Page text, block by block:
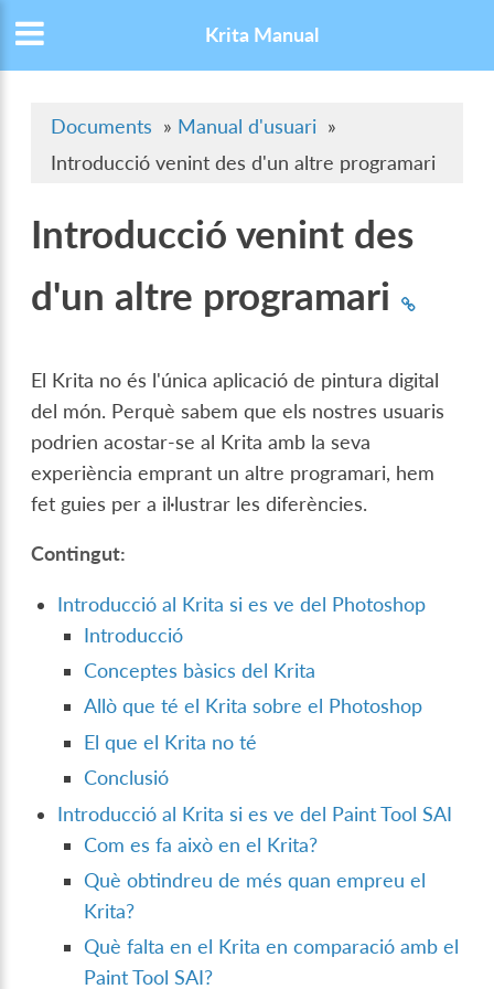
Krita Manual
Documents » Manual d'usuari »
Introducció venint des d'un altre programari
Introducció venint des
d'un altre programari
El Krita no és l'única aplicació de pintura digital
del món. Perquè sabem que els nostres usuaris
podrien acostar-se al Krita amb la seva
experiència emprant un altre programari, hem
fet guies per a il·lustrar les diferències.
Contingut:
Introducció al Krita si es ve del Photoshop
Introducció
Conceptes bàsics del Krita
Allò que té el Krita sobre el Photoshop
El que el Krita no té
Conclusió
Introducció al Krita si es ve del Paint Tool SAI
Com es fa això en el Krita?
Què obtindreu de més quan empreu el
Krita?
Què falta en el Krita en comparació amb el
Paint Tool SAI?